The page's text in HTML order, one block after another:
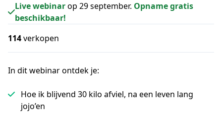
Live webinarop 29 september. Opname gratis
beschikbaar!
114verkopen
In dit webinar ontdek je:
Hoe ik blijvend 30 kilo afviel, na een leven lang
jojo’en